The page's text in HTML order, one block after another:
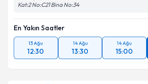
Kat:2 No:C21 Bina No:34
En Yakın Saatler
13 Ağu
12:30
14 Ağu
13:30
14 Ağu
15:00